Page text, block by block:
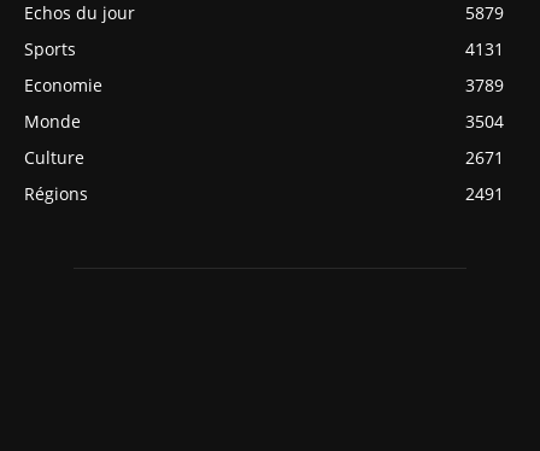
Echos du jour
5879
Sports
4131
Economie
3789
Monde
3504
Culture
2671
Régions
2491